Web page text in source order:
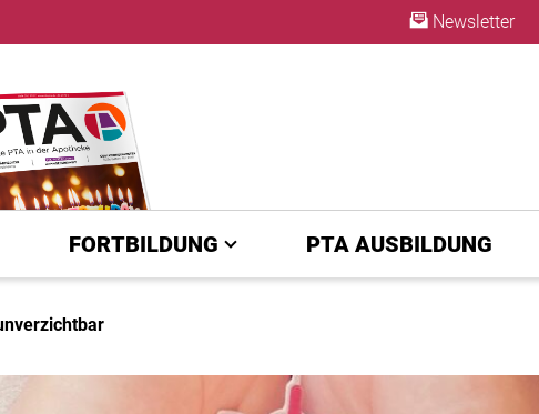
Newsletter
FORTBILDUNG PTA AUSBILDUNG